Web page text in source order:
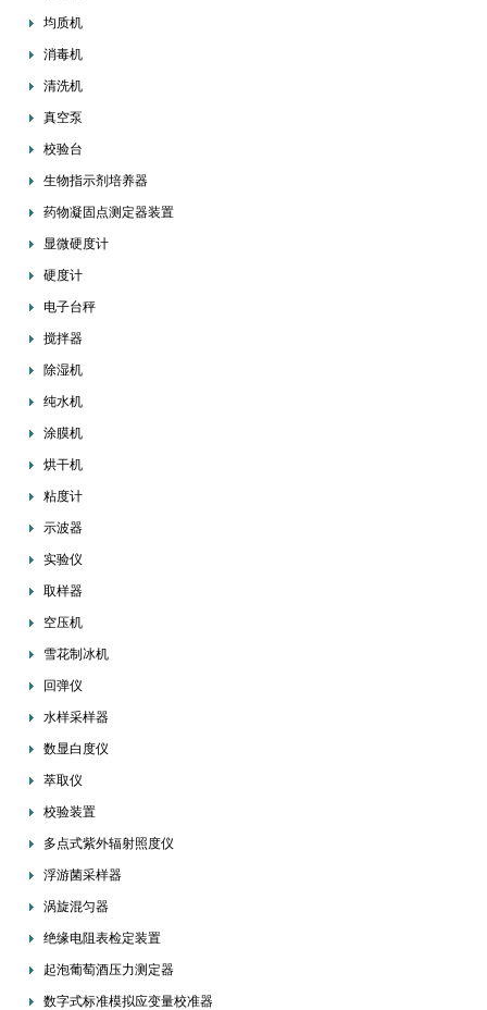
均质机
消毒机
清洗机
真空泵
校验台
生物指示剂培养器
药物凝固点测定器装置
显微硬度计
硬度计
电子台秤
搅拌器
除湿机
纯水机
涂膜机
烘干机
粘度计
示波器
实验仪
取样器
空压机
雪花制冰机
回弹仪
水样采样器
数显白度仪
萃取仪
校验装置
多点式紫外辐射照度仪
浮游菌采样器
涡旋混匀器
绝缘电阻表检定装置
起泡葡萄酒压力测定器
数字式标准模拟应变量校准器